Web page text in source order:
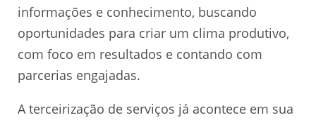
informações e conhecimento, buscando
oportunidades para criar um clima produtivo,
com foco em resultados e contando com
parcerias engajadas.
A terceirização de serviços já acontece em sua